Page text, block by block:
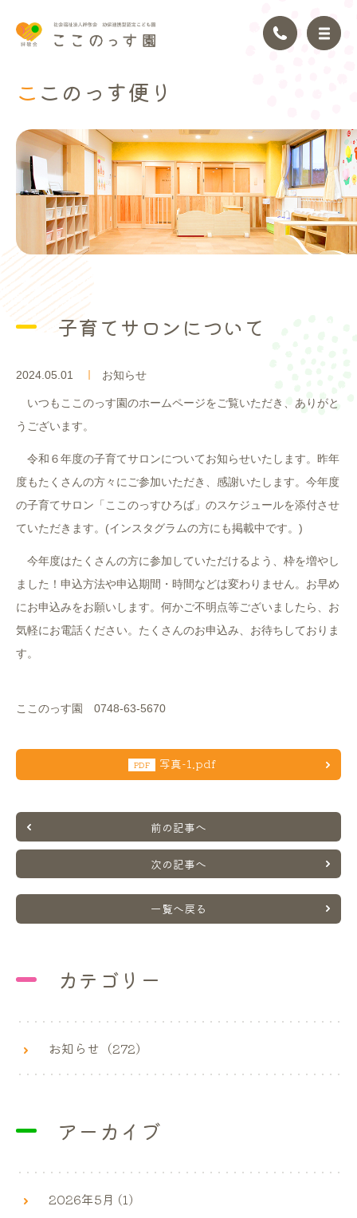
トップページ
園の理念
園の紹介
園の生活
アクセス
入園案内
よくあるご質問
採用情報
ここのっす便り
ここのっ す便り
子育てサロンについて
2024.05.01 お知らせ
いつもここのっす園のホームページをご覧いただき、ありがと
うございます。
令和６年度の子育てサロンについてお知らせいたします。昨年
度もたくさんの方々にご参加いただき、感謝いたします。今年度
の子育てサロン「ここのっすひろば」のスケジュールを添付させ
ていただきます。(インスタグラムの方にも掲載中です。)
今年度はたくさんの方に参加していただけるよう、枠を増やし
ました！申込方法や申込期間・時間などは変わりません。お早め
にお申込みをお願いします。何かご不明点等ございましたら、お
気軽にお電話ください。たくさんのお申込み、お待ちしておりま
す。
ここのっす園 0748-63-5670
PDF 写真-1.pdf
前の記事へ
次の記事へ
一覧へ戻る
カテゴリー
お知らせ（272）
アーカイブ
2026年5月 (1)